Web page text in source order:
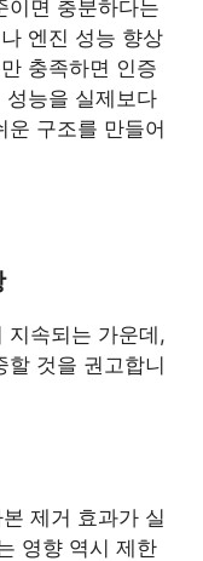
이면 충분하다는
엔진 성능 향상
충족하면 인증
능을 실제보다
운 구조를 만들어
지속되는 가운데,
할 것을 권고합니
제거 효과가 실
영향 역시 제한